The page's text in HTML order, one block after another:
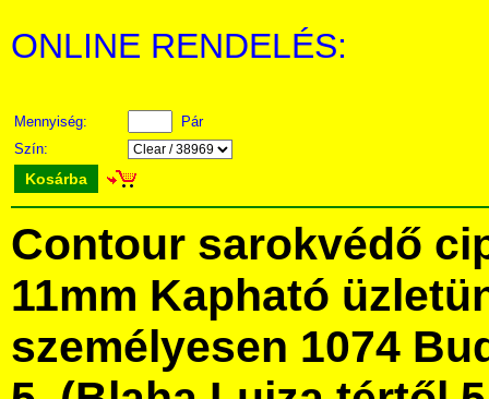
ONLINE RENDELÉS:
Mennyiség:
Pár
Szín:
Kosárba
Contour sarokvédő
11mm Kapható
személyesen 1074